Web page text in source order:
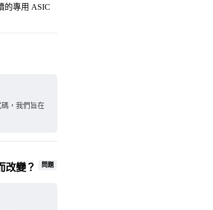
的專用 ASIC
碼，我們旨在
改變？ 問題